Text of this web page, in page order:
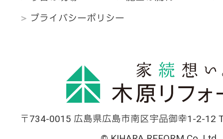
プライバシーポリシー
〒734-0015 広島県広島市南区宇品御幸1-2-12